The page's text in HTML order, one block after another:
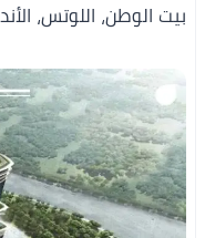
بيت الوطن، اللوتس،